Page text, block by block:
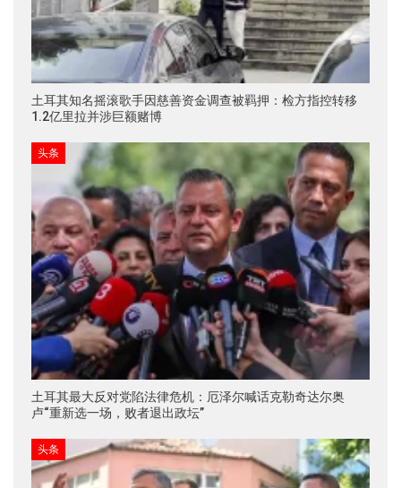
土耳其知名摇滚歌手因慈善资金调查被羁押：检方指控转移
1.2亿里拉并涉巨额赌博
头条
土耳其最大反对党陷法律危机：厄泽尔喊话克勒奇达尔奥
卢“重新选一场，败者退出政坛”
头条